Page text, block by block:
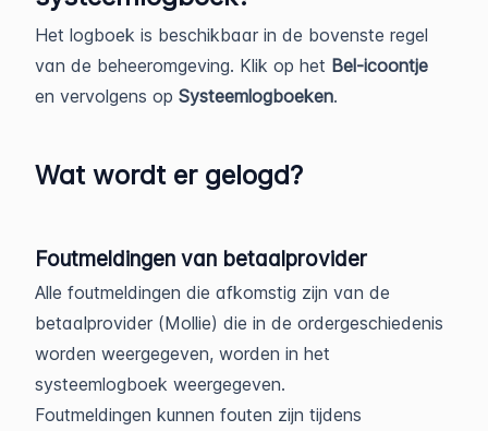
Het logboek is beschikbaar in de bovenste regel
van de beheeromgeving. Klik op het Bel-icoontje
en vervolgens op Systeemlogboeken.
Wat wordt er gelogd?
Foutmeldingen van betaalprovider
Alle foutmeldingen die afkomstig zijn van de
betaalprovider (Mollie) die in de ordergeschiedenis
worden weergegeven, worden in het
systeemlogboek weergegeven.
Foutmeldingen kunnen fouten zijn tijdens